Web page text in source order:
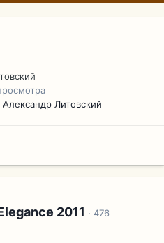
Литовский
2011 · 476